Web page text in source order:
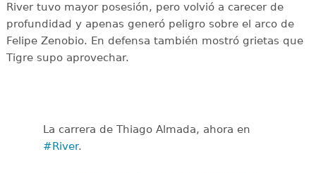
River tuvo mayor posesión, pero volvió a carecer de
profundidad y apenas generó peligro sobre el arco de
Felipe Zenobio. En defensa también mostró grietas que
Tigre supo aprovechar.
La carrera de Thiago Almada, ahora en
#River.